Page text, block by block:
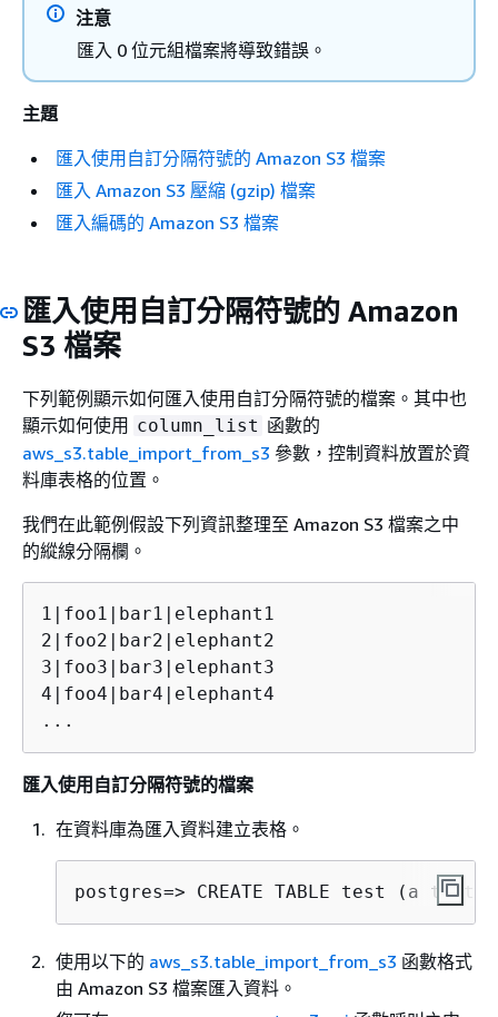
注意
匯入 0 位元組檔案將導致錯誤。
主題
匯入使用自訂分隔符號的 Amazon S3 檔案
匯入 Amazon S3 壓縮 (gzip) 檔案
匯入編碼的 Amazon S3 檔案
匯入使用自訂分隔符號的 Amazon
S3 檔案
下列範例顯示如何匯入使用自訂分隔符號的檔案。其中也
顯示如何使用 column_list 函數的
aws_s3.table_import_from_s3 參數，控制資料放置於資
料庫表格的位置。
我們在此範例假設下列資訊整理至 Amazon S3 檔案之中
的縱線分隔欄。
1|foo1|bar1|elephant1
2|foo2|bar2|elephant2
3|foo3|bar3|elephant3
4|foo4|bar4|elephant4
...
匯入使用自訂分隔符號的檔案
在資料庫為匯入資料建立表格。
postgres=> CREATE TABLE test (a
使用以下的 aws_s3.table_import_from_s3 函數格式
由 Amazon S3 檔案匯入資料。